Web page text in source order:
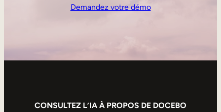
Demandez votre démo
CONSULTEZ L’IA À PROPOS DE DOCEBO